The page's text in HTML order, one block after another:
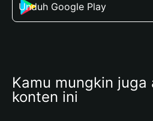
Unduh Google Play
Kamu mungkin juga
konten ini